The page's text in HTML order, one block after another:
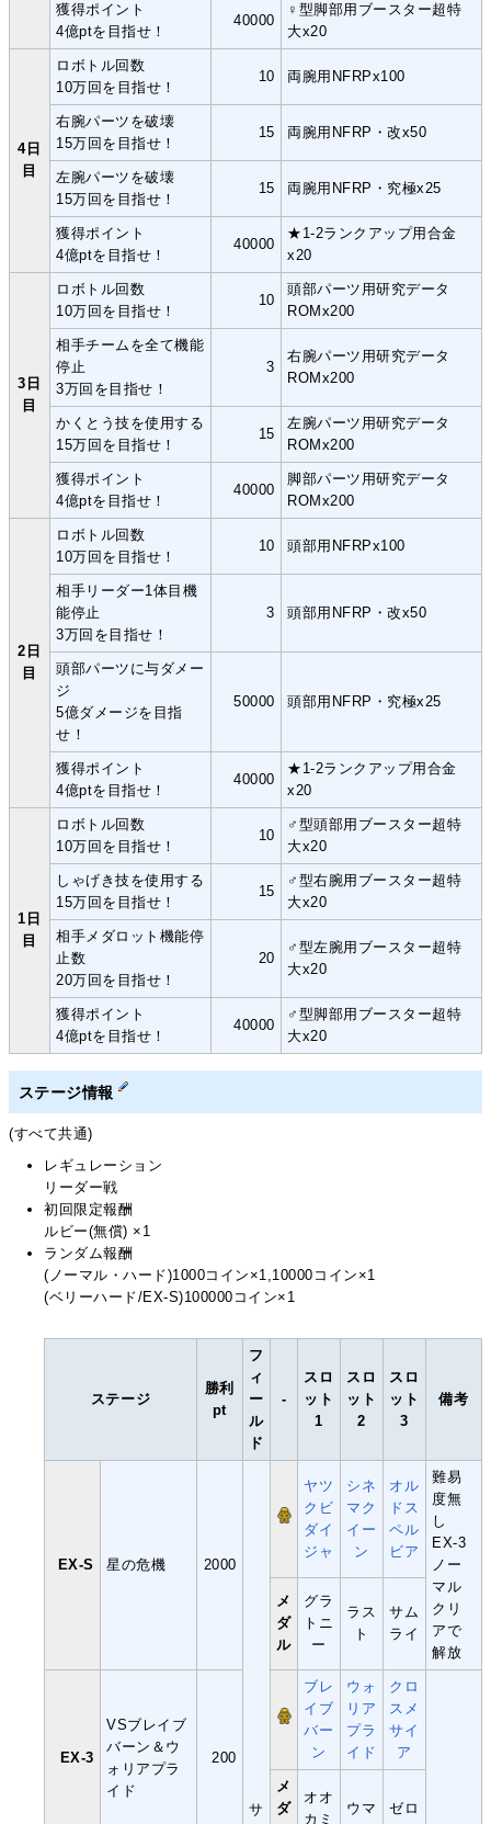
獲得ポイント
4億ptを目指せ！
40000
♀型脚部用ブースター超特
大x20
4日
目
ロボトル回数
10万回を目指せ！
10 両腕用NFRPx100
右腕パーツを破壊
15万回を目指せ！
15 両腕用NFRP・改x50
左腕パーツを破壊
15万回を目指せ！
15 両腕用NFRP・究極x25
獲得ポイント
4億ptを目指せ！
40000
★1-2ランクアップ用合金
x20
3日
目
ロボトル回数
10万回を目指せ！
10
頭部パーツ用研究データ
ROMx200
相手チームを全て機能
停止
3万回を目指せ！
3
右腕パーツ用研究データ
ROMx200
かくとう技を使用する
15万回を目指せ！
15
左腕パーツ用研究データ
ROMx200
獲得ポイント
4億ptを目指せ！
40000
脚部パーツ用研究データ
ROMx200
2日
目
ロボトル回数
10万回を目指せ！
10 頭部用NFRPx100
相手リーダー1体目機
能停止
3万回を目指せ！
3 頭部用NFRP・改x50
頭部パーツに与ダメー
ジ
5億ダメージを目指
せ！
50000 頭部用NFRP・究極x25
獲得ポイント
4億ptを目指せ！
40000
★1-2ランクアップ用合金
x20
1日
目
ロボトル回数
10万回を目指せ！
10
♂型頭部用ブースター超特
大x20
しゃげき技を使用する
15万回を目指せ！
15
♂型右腕用ブースター超特
大x20
相手メダロット機能停
止数
20万回を目指せ！
20
♂型左腕用ブースター超特
大x20
獲得ポイント
4億ptを目指せ！
40000
♂型脚部用ブースター超特
大x20
ステージ情報
(すべて共通)
レギュレーション
リーダー戦
初回限定報酬
ルビー(無償) ×1
ランダム報酬
(ノーマル・ハード)1000コイン×1,10000コイン×1
(ベリーハード/EX-S)100000コイン×1
ステージ
勝利
pt
フ
ィ
ー
ル
ド
-
スロ
ット
1
スロ
ット
2
スロ
ット
3
備考
EX-S 星の危機 2000
サ
ヤツ
クビ
ダイ
ジャ
シネ
マク
イー
ン
オル
ドス
ペル
ビア
難易
度無
し
EX-3
ノー
マル
クリ
アで
解放
メ
ダ
ル
グラ
トニ
ー
ラス
ト
サム
ライ
EX-3
VSブレイブ
バーン＆ウ
ォリアプラ
イド
200
ブレ
イブ
バー
ン
ウォ
リア
プラ
イド
クロ
スメ
サイ
ア
メ
ダ
オオ
カミ
ウマ ゼロ